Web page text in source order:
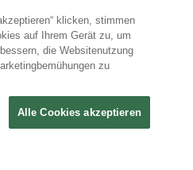
klicken, stimmen
auf Ihrem Gerät zu, um
die Websitenutzung
zu
Alle Cookies akzeptieren